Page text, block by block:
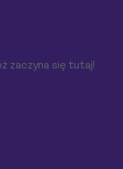
podczas swojego
zaczyna się tutaj!